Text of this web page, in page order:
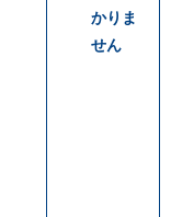
かりま
せん